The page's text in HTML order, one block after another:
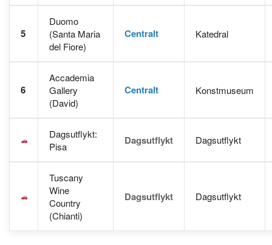
5
Duomo
(Santa Maria
del Fiore)
Centralt Katedral
6
Accademia
Gallery
(David)
Centralt Konstmuseum
Dagsutflykt:
Pisa
Dagsutflykt Dagsutflykt
Tuscany
Wine
Country
(Chianti)
Dagsutflykt Dagsutflykt